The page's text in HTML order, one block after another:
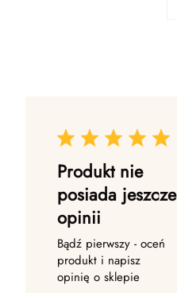
Produkt nie
posiada jeszcze
opinii
Bądź pierwszy - oceń
produkt i napisz
opinię o sklepie